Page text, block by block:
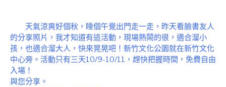
天氣涼爽好個秋，睡個午覺出門走一走，昨天看臉書友人
的分享照片，我才知道有這活動，現場熱鬧的很，適合溜小
孩，也適合溜大人，快來晃晃吧！新竹文化公園就在新竹文化
中心旁。活動只有三天10/9-10/11，趕快把握時間，免費自由
入場！
與您分享。